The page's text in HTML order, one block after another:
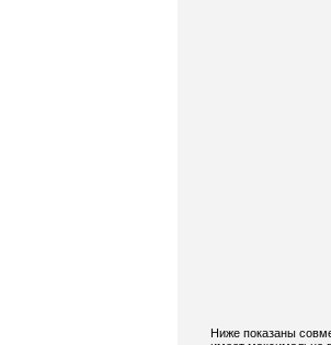
Ниже показаны